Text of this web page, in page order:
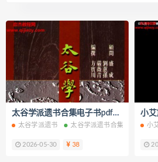
太谷学派遗书合集电子书pdf百度网盘下载学习
太谷学派遗书 太谷学派遗书合集 太谷
2026-05-30 38
小